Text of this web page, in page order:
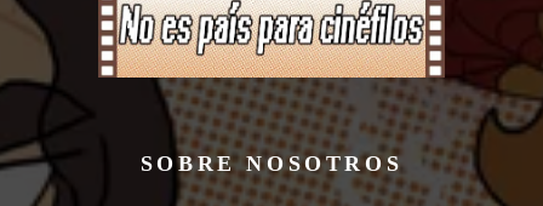
SOBRE NOSOTROS